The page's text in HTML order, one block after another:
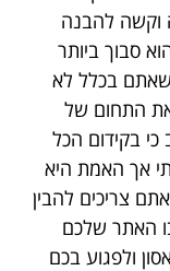
וקשה להבנה
סבוך ביותר
שאתם בכלל לא
התחום של
בקידום הכל
אך האמת היא
צריכים להבין
האתר שלכם
ולפגוע בכם